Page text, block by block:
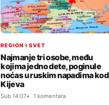
REGION I SVET
Najmanje tri osobe, među
kojima jedno dete, poginule
noćas u ruskim napadima kod
Kijeva
Sub 14:07 1 komentara